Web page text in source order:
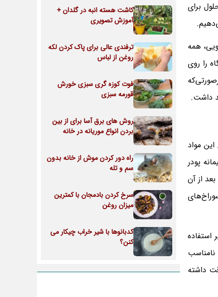
برای
همه
را روی
داشت.
مواد
قیمت‌های متفاوت در بازار قابل‌خریداری هستند. در این روش کافی است 1 یا 2 عدد قرص جرم گیر یا 1 پیمانه پودر
روی 70 تا 90 درجه تنظیم کنید. بعد از آن
استفاده
داشته
کاشت هسته انبه در گلدان +
آموزش تصویری
ترفندی عالی برای پاک کردن لکه
روغن از لباس
فوت کوزه گری سبزی خورش
قورمه سبزی
روش های برق آسا برای از بین
بردن انواع موریانه در خانه
راه دور کردن موش از خانه بدون
سم و تله
سرخ کردن بادمجان با کمترین
میزان روغن
کدبانوها با شیر خراب چیکار می
کنن؟